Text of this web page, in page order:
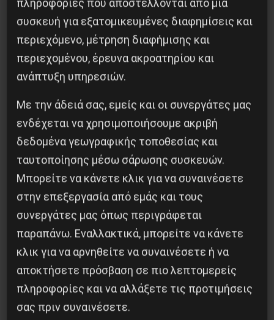
Και όσο νάναι όλοι είμαστε περισσότερο
“σοφοί” με τα όσα ζήσαμε αυτούς τους
τέσσερεις μήνες… Τα ξαναλέμε φίλε”.
Ξανάβαλα το γράμμα μέσα στον φάκελο και
ξανακοίταξα την ημερομηνία. Πράγματι έγραφε
15 Ιούνη 2020. Έμεινα να το κοιτάζω χωρίς να
ξέρω τι να σκεφτώ.
Γ. Αγγ.
Κοινοποίησε το:
πληροφορίες που αποστέλλονται από μια
συσκευή για εξατομικευμένες διαφημίσεις και
περιεχόμενο, μέτρηση διαφήμισης και
περιεχομένου, έρευνα ακροατηρίου και
ανάπτυξη υπηρεσιών.
Με την άδειά σας, εμείς και οι συνεργάτες μας
ενδέχεται να χρησιμοποιήσουμε ακριβή
δεδομένα γεωγραφικής τοποθεσίας και
ταυτοποίησης μέσω σάρωσης συσκευών.
Μπορείτε να κάνετε κλικ για να συναινέσετε
στην επεξεργασία από εμάς και τους
συνεργάτες μας όπως περιγράφεται
παραπάνω. Εναλλακτικά, μπορείτε να κάνετε
κλικ για να αρνηθείτε να συναινέσετε ή να
αποκτήσετε πρόσβαση σε πιο λεπτομερείς
πληροφορίες και να αλλάξετε τις προτιμήσεις
σας πριν συναινέσετε.